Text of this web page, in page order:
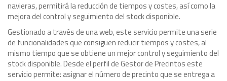
navieras, permitirá la reducción de tiempos y costes, así como la
mejora del control y seguimiento del stock disponible.
Gestionado a través de una web, este servicio permite una serie
de funcionalidades que consiguen reducir tiempos y costes, al
mismo tiempo que se obtiene un mejor control y seguimiento del
stock disponible. Desde el perfil de Gestor de Precintos este
servicio permite: asignar el número de precinto que se entrega a